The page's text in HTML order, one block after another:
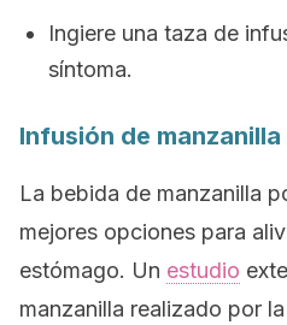
Ingiere una taza de
síntoma.
Infusión de manzanilla
La bebida de manzanilla
mejores opciones para
estómago. Un estudio
manzanilla realizado por